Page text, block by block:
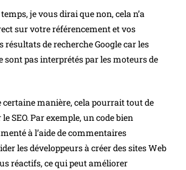
je vous dirai que non, cela n’a
sur votre référencement et vos
résultats de recherche Google car les
sont pas interprétés par les moteurs de
certaine manière, cela pourrait tout de
SEO. Par exemple, un code bien
à l’aide de commentaires
les développeurs à créer des sites Web
réactifs, ce qui peut améliorer